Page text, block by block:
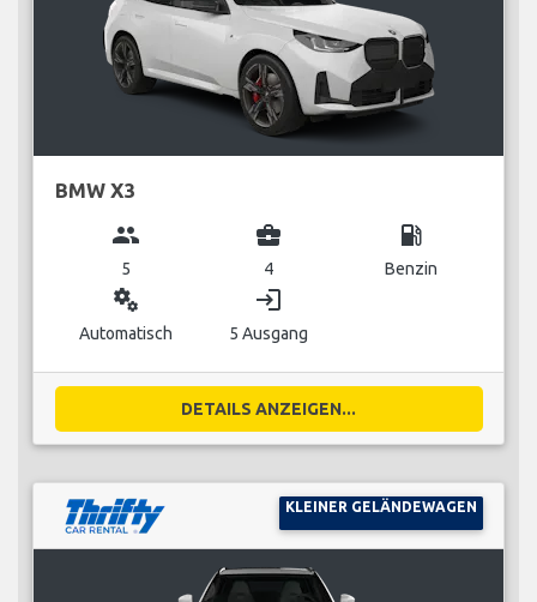
BMW X3
group
5
business_center
4
local_gas_station
Benzin
miscellaneous_services
Automatisch
login
5 Ausgang
DETAILS ANZEIGEN...
KLEINER GELÄNDEWAGEN